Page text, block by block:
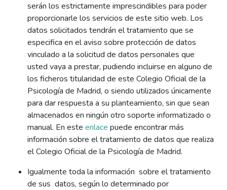
serán los estrictamente imprescindibles para poder
proporcionarle los servicios de este sitio web. Los
datos solicitados tendrán el tratamiento que se
especifica en el aviso sobre protección de datos
vinculado a la solicitud de datos personales que
usted vaya a prestar, pudiendo incluirse en alguno de
los ficheros titularidad de este Colegio Oficial de la
Psicología de Madrid, o siendo utilizados únicamente
para dar respuesta a su planteamiento, sin que sean
almacenados en ningún otro soporte informatizado o
manual. En esteenlace puede encontrar más
información sobre el tratamiento de datos que realiza
el Colegio Oficial de la Psicología de Madrid.
Igualmente toda la información sobre el tratamiento
de sus datos, según lo determinado por